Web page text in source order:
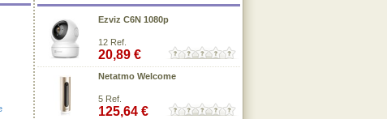
Ezviz C6N 1080p
12 Ref.
20,89 €
Netatmo Welcome
5 Ref.
125,64 €